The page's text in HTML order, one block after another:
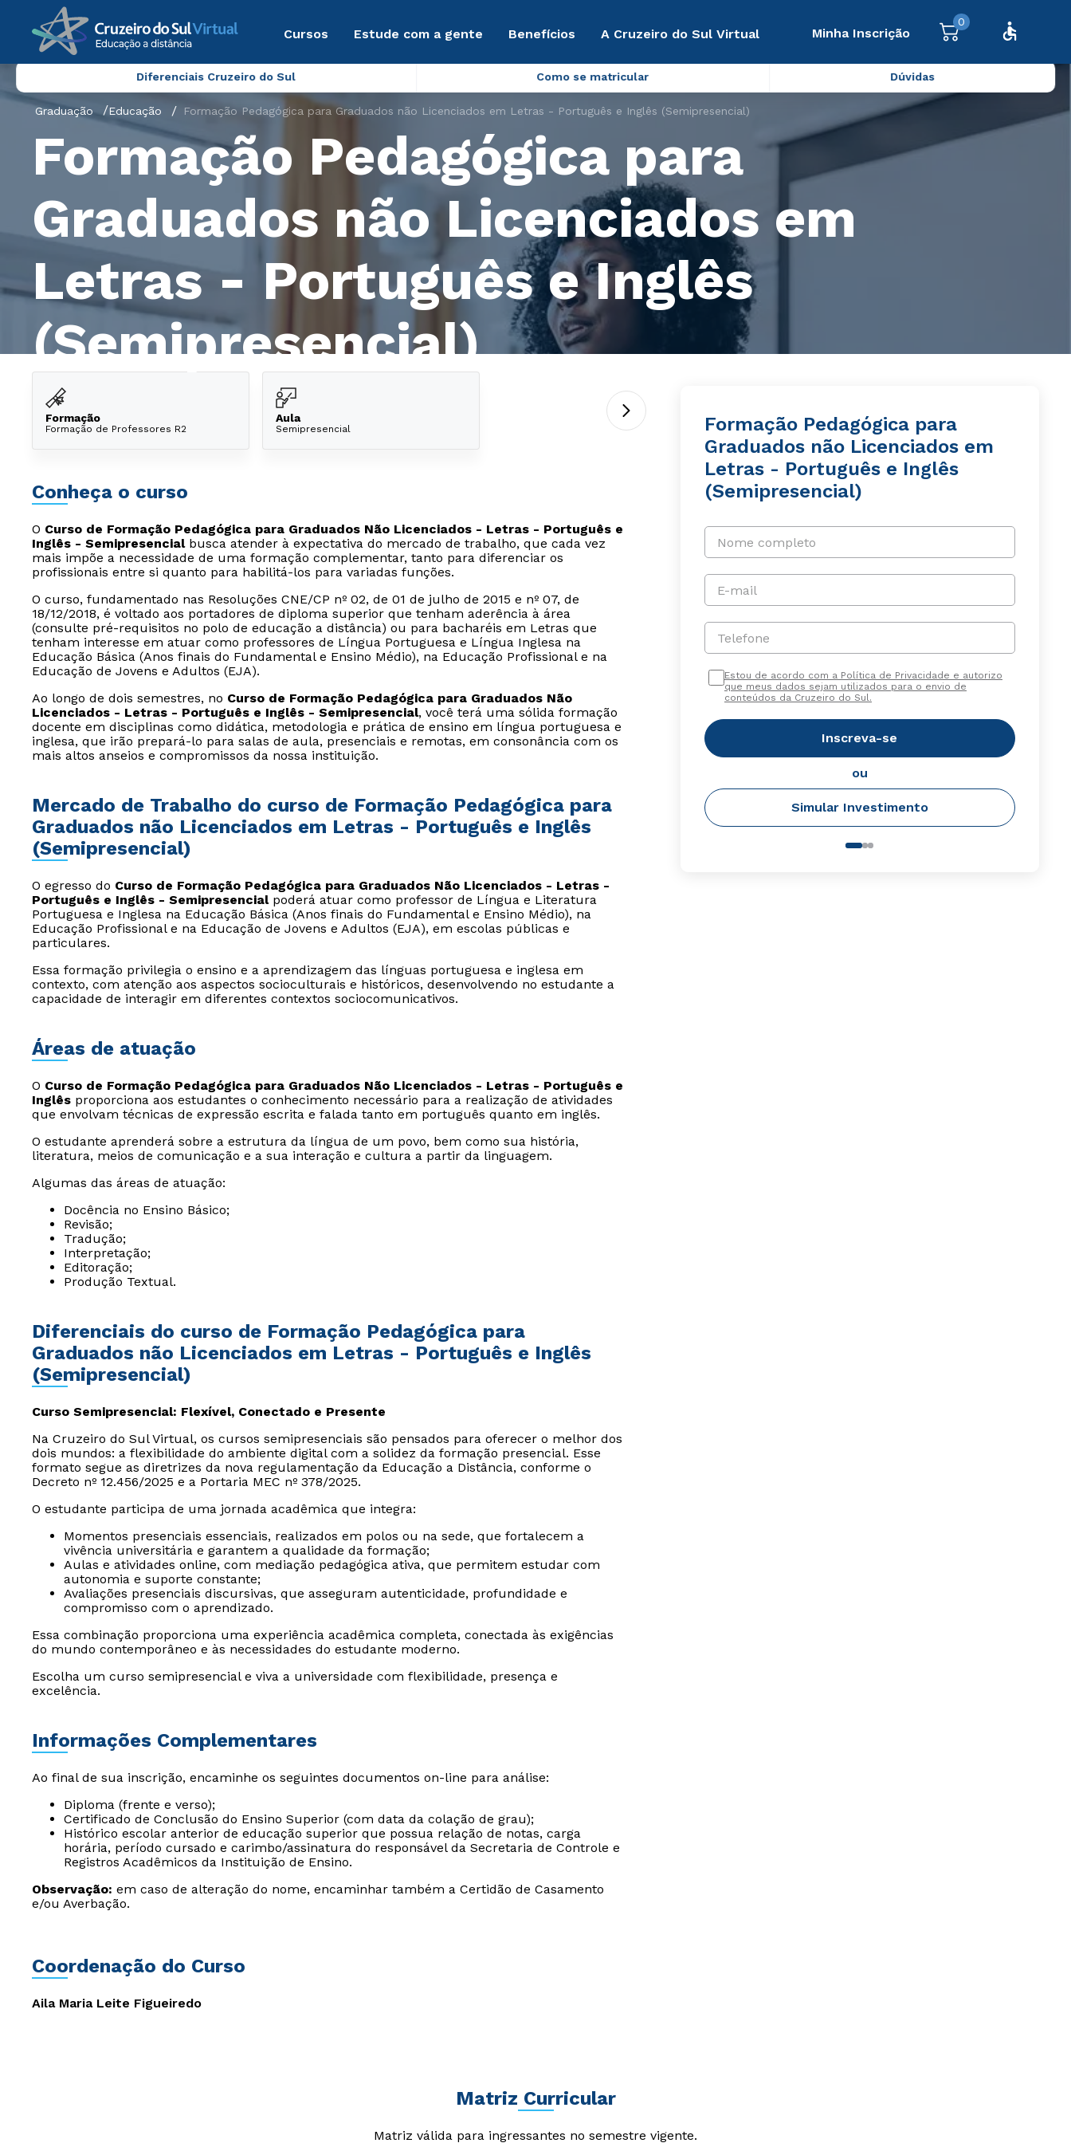
Cursos Estude com a gente Benefícios A Cruzeiro do Sul Virtual Minha Inscrição
0
Diferenciais Cruzeiro do Sul Como se matricular Dúvidas
Graduação Educação Formação Pedagógica para Graduados não Licenciados em Letras - Português e Inglês (Semipresencial)
Formação Pedagógica para
Graduados não Licenciados em
Letras - Português e Inglês
(Semipresencial)
Formação
Formação de Professores R2
Aula
Semipresencial
Conheça o curso
O Curso de Formação Pedagógica para Graduados Não Licenciados - Letras - Português e
Inglês - Semipresencialbusca atender à expectativa do mercado de trabalho, que cada vez
mais impõe a necessidade de uma formação complementar, tanto para diferenciar os
profissionais entre si quanto para habilitá-los para variadas funções.
O curso, fundamentado nas Resoluções CNE/CP nº 02, de 01 de julho de 2015 e nº 07, de
18/12/2018, é voltado aos portadores de diploma superior que tenham aderência à área
(consulte pré-requisitos no polo de educação a distância) ou para bacharéis em Letras que
tenham interesse em atuar como professores de Língua Portuguesa e Língua Inglesa na
Educação Básica (Anos finais do Fundamental e Ensino Médio), na Educação Profissional e na
Educação de Jovens e Adultos (EJA).
Ao longo de dois semestres, no Curso de Formação Pedagógica para Graduados Não
Licenciados - Letras - Português e Inglês - Semipresencial, você terá uma sólida formação
docente em disciplinas como didática, metodologia e prática de ensino em língua portuguesa e
inglesa, que irão prepará-lo para salas de aula, presenciais e remotas, em consonância com os
mais altos anseios e compromissos da nossa instituição.
Mercado de Trabalho do curso de Formação Pedagógica para
Graduados não Licenciados em Letras - Português e Inglês
(Semipresencial)
O egresso do Curso de Formação Pedagógica para Graduados Não Licenciados - Letras -
Português e Inglês - Semipresencialpoderá atuar como professor de Língua e Literatura
Portuguesa e Inglesa na Educação Básica (Anos finais do Fundamental e Ensino Médio), na
Educação Profissional e na Educação de Jovens e Adultos (EJA), em escolas públicas e
particulares.
Essa formação privilegia o ensino e a aprendizagem das línguas portuguesa e inglesa em
contexto, com atenção aos aspectos socioculturais e históricos, desenvolvendo no estudante a
capacidade de interagir em diferentes contextos sociocomunicativos.
Áreas de atuação
O Curso de Formação Pedagógica para Graduados Não Licenciados - Letras - Português e
Inglês proporciona aos estudantes o conhecimento necessário para a realização de atividades
que envolvam técnicas de expressão escrita e falada tanto em português quanto em inglês.
O estudante aprenderá sobre a estrutura da língua de um povo, bem como sua história,
literatura, meios de comunicação e a sua interação e cultura a partir da linguagem.
Algumas das áreas de atuação:
Docência no Ensino Básico;
Revisão;
Tradução;
Interpretação;
Editoração;
Produção Textual.
Diferenciais do curso de Formação Pedagógica para
Graduados não Licenciados em Letras - Português e Inglês
(Semipresencial)
Curso Semipresencial: Flexível, Conectado e Presente
Na Cruzeiro do Sul Virtual, os cursos semipresenciais são pensados para oferecer o melhor dos
dois mundos: a flexibilidade do ambiente digital com a solidez da formação presencial. Esse
formato segue as diretrizes da nova regulamentação da Educação a Distância, conforme o
Decreto nº 12.456/2025 e a Portaria MEC nº 378/2025.
O estudante participa de uma jornada acadêmica que integra:
Momentos presenciais essenciais, realizados em polos ou na sede, que fortalecem a
vivência universitária e garantem a qualidade da formação;
Aulas e atividades online, com mediação pedagógica ativa, que permitem estudar com
autonomia e suporte constante;
Avaliações presenciais discursivas, que asseguram autenticidade, profundidade e
compromisso com o aprendizado.
Essa combinação proporciona uma experiência acadêmica completa, conectada às exigências
do mundo contemporâneo e às necessidades do estudante moderno.
Escolha um curso semipresencial e viva a universidade com flexibilidade, presença e
excelência.
Informações Complementares
Ao final de sua inscrição, encaminhe os seguintes documentos on-line para análise:
Diploma (frente e verso);
Certificado de Conclusão do Ensino Superior (com data da colação de grau);
Histórico escolar anterior de educação superior que possua relação de notas, carga
horária, período cursado e carimbo/assinatura do responsável da Secretaria de Controle e
Registros Acadêmicos da Instituição de Ensino.
Observação: em caso de alteração do nome, encaminhar também a Certidão de Casamento
e/ou Averbação.
Coordenação do Curso
Aila Maria Leite Figueiredo
Formação Pedagógica para
Graduados não Licenciados em
Letras - Português e Inglês
(Semipresencial)
Nome completo
E-mail
Telefone
Estou de acordo com a Política de Privacidade e autorizo
que meus dados sejam utilizados para o envio de
conteúdos da Cruzeiro do Sul.
Inscreva-se
ou
Simular Investimento
Matriz Curricular
Matriz válida para ingressantes no semestre vigente.
envio de conteúdos da Cruzeiro do Sul.
envio de conteúdos da Cruzeiro do Sul.